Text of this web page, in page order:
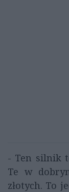
- Ten silnik
Te w
złotych. To